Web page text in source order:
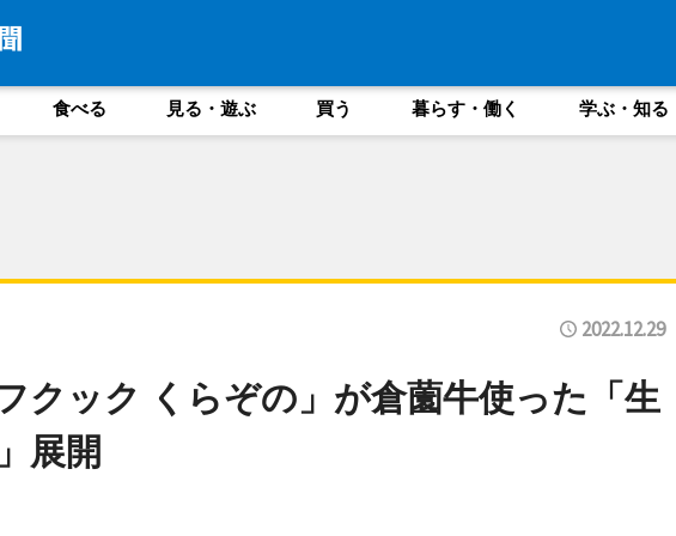
食べる 見る・遊ぶ 買う 暮らす・働く 学ぶ・知る
2022.12.29
クック くらぞの」が倉薗牛使った「生
展開